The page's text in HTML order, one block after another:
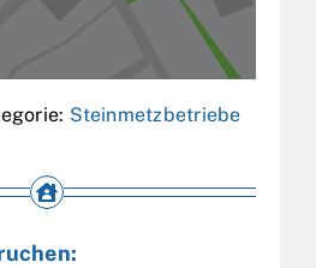
Steinmetzbetriebe